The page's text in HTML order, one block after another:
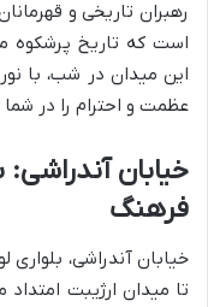
رهبران تاریخی و
است که تاریخ پرشکوه
این میدان در شب، با
عظمت و احترام را در شما
خیابان آندراشی:
فرهنگ
خیابان آندراشی،
تا میدان ارژیبت